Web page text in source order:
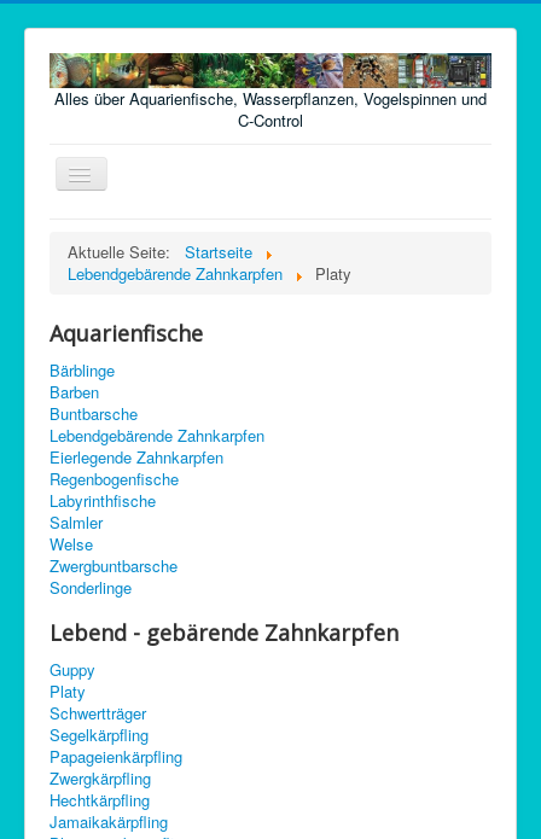
Alles über Aquarienfische, Wasserpflanzen, Vogelspinnen und
C-Control
Navigation
Fische
Technik
Krankheiten
Vogelspinnen
Argentinische Waldschaben
C-Control
Sitemap
Aktuelle Seite:
Startseite
Lebendgebärende Zahnkarpfen
Platy
Aquarienfische
Bärblinge
Barben
Buntbarsche
Lebendgebärende Zahnkarpfen
Eierlegende Zahnkarpfen
Regenbogenfische
Labyrinthfische
Salmler
Welse
Zwergbuntbarsche
Sonderlinge
Lebend - gebärende Zahnkarpfen
Guppy
Platy
Schwertträger
Segelkärpfling
Papageienkärpfling
Zwergkärpfling
Hechtkärpfling
Jamaikakärpfling